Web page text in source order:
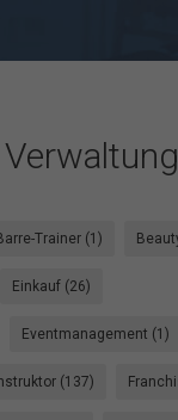
Trainer (1)
Einkauf (26)
Eventmanagement (1)
(137)